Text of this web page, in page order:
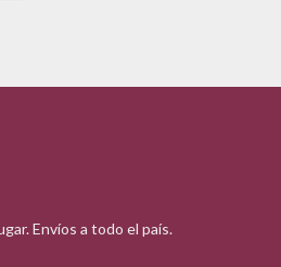
Envíos a todo el país.